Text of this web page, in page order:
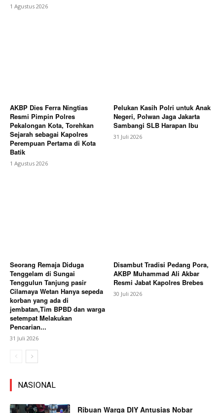
1 Agustus 2026
AKBP Dies Ferra Ningtias
Resmi Pimpin Polres
Pekalongan Kota, Torehkan
Sejarah sebagai Kapolres
Perempuan Pertama di Kota
Batik
1 Agustus 2026
Pelukan Kasih Polri untuk Anak
Negeri, Polwan Jaga Jakarta
Sambangi SLB Harapan Ibu
31 Juli 2026
Seorang Remaja Diduga
Tenggelam di Sungai
Tenggulun Tanjung pasir
Cilamaya Wetan Hanya sepeda
korban yang ada di
jembatan,Tim BPBD dan warga
setempat Melakukan
Pencarian...
31 Juli 2026
Disambut Tradisi Pedang Pora,
AKBP Muhammad Ali Akbar
Resmi Jabat Kapolres Brebes
30 Juli 2026
NASIONAL
Ribuan Warga DIY Antusias Nobar